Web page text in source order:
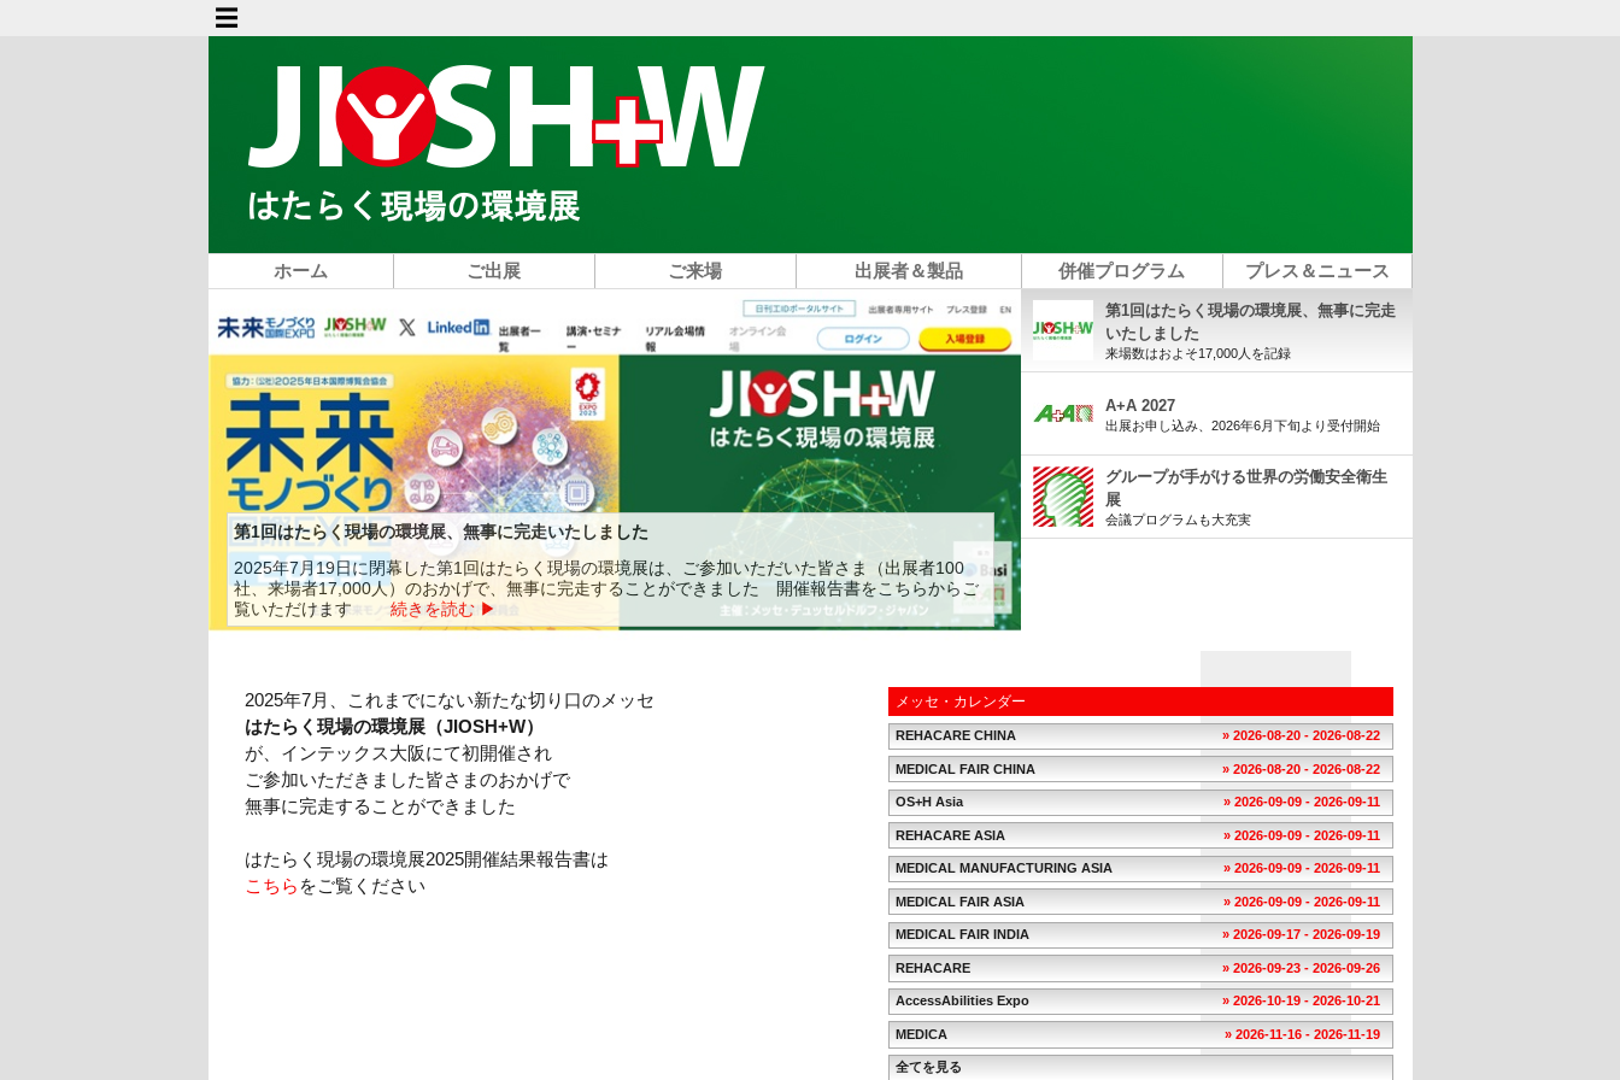
ホーム ご出展 ご来場 出展者＆製品 併催プログラム プレス＆ニュース
第1回はたらく現場の環境展、無事に完走いたしました
2025年7月19日に閉幕した第1回はたらく現場の環境展は、ご参加いただいた皆さま（出展者100
社、来場者17,000人）のおかげで、無事に完走することができました 開催報告書をこちらからご
覧いただけます 続きを読む ▶
A+A 2027
出展お申し込み期限は、2026年10月末日を予定しておりますが、混みあうことが予想されるため、
お早めのお手続き完了をお奨めしています
グループが手がける世界の労働安全衛生展
A+A で培ったノウハウと知見を活かし、日本、シンガポール、UAE、トルコ、タイ、中国で労働安
全衛生展を開催しています続きを読む ▶
第1回はたらく現場の環境展、無事に完走
いたしました
来場数はおよそ17,000人を記録
A+A 2027
出展お申し込み、2026年6月下旬より受付開始
グループが手がける世界の労働安全衛生
展
会議プログラムも大充実
2025年7月、これまでにない新たな切り口のメッセ
はたらく現場の環境展（JIOSH+W）
が、インテックス大阪にて初開催され
ご参加いただきました皆さまのおかげで
無事に完走することができました
はたらく現場の環境展2025開催結果報告書は
こちら をご覧ください
メッセ・カレンダー
REHACARE CHINA » 2026-08-20 - 2026-08-22
MEDICAL FAIR CHINA » 2026-08-20 - 2026-08-22
OS+H Asia » 2026-09-09 - 2026-09-11
REHACARE ASIA » 2026-09-09 - 2026-09-11
MEDICAL MANUFACTURING ASIA » 2026-09-09 - 2026-09-11
MEDICAL FAIR ASIA » 2026-09-09 - 2026-09-11
MEDICAL FAIR INDIA » 2026-09-17 - 2026-09-19
REHACARE » 2026-09-23 - 2026-09-26
AccessAbilities Expo » 2026-10-19 - 2026-10-21
MEDICA » 2026-11-16 - 2026-11-19
全てを見る